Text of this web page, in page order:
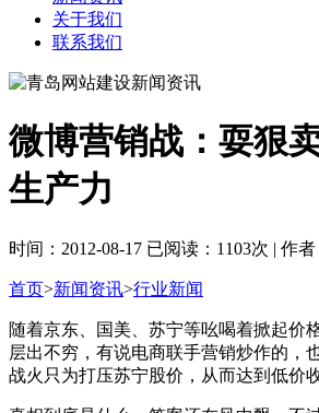
关于我们
联系我们
微博营销战：耍狠
生产力
时间：2012-08-17 已阅读：1103次 | 作者
首页>新闻资讯>行业新闻
随着京东、国美、苏宁等吆喝着掀起价
层出不穷，有说电商联手营销炒作的，
战火只为打压苏宁股价，从而达到低